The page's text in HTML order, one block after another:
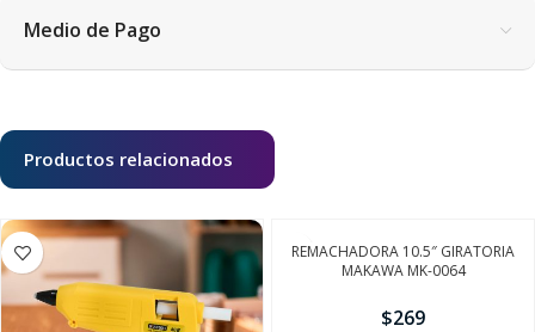
Medio de Pago
Productos relacionados
REMACHADORA 10.5″ GIRATORIA
MAKAWA MK-0064
$269